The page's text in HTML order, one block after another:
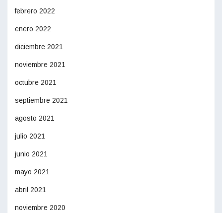
febrero 2022
enero 2022
diciembre 2021
noviembre 2021
octubre 2021
septiembre 2021
agosto 2021
julio 2021
junio 2021
mayo 2021
abril 2021
noviembre 2020